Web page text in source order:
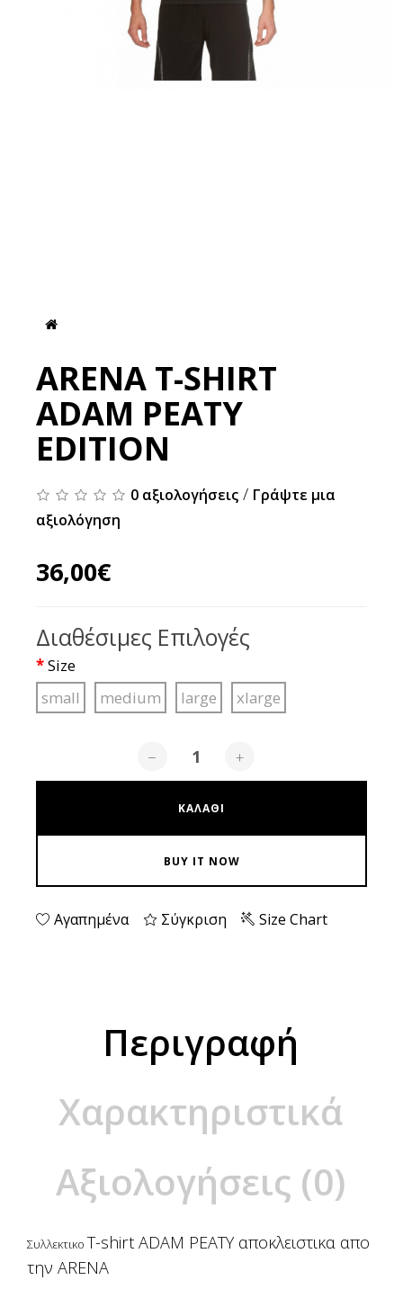
ARENA T-SHIRT
ADAM PEATY
EDITION
0 αξιολογήσεις / Γράψτε μια
αξιολόγηση
36,00€
Διαθέσιμες Επιλογές
Size
small
medium large xlarge
− +
ΚΑΛΆΘΙ
BUY IT NOW
Αγαπημένα Σύγκριση Size Chart
Περιγραφή
Χαρακτηριστικά
Αξιολογήσεις (0)
Συλλεκτικο T-shirt ADAM PEATY αποκλειστικα απο
την ARENA